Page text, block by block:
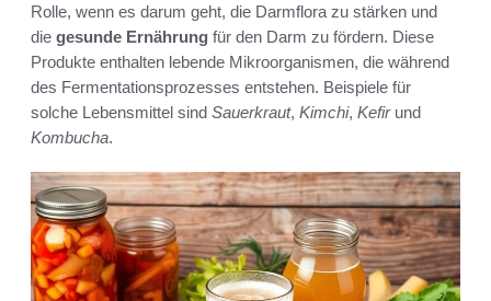
Rolle, wenn es darum geht, die Darmflora zu stärken und
die gesunde Ernährung für den Darm zu fördern. Diese
Produkte enthalten lebende Mikroorganismen, die während
des Fermentationsprozesses entstehen. Beispiele für
solche Lebensmittel sind Sauerkraut, Kimchi, Kefirund
Kombucha.